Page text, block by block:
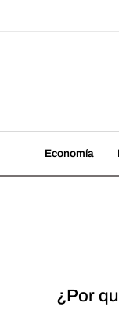
Economía
¿Por